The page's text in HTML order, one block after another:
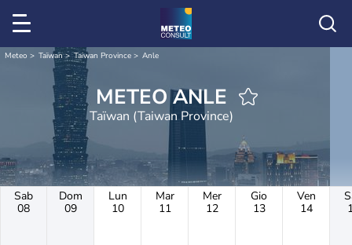
Meteo Taïwan Taiwan Province Anle
METEO ANLE
Taïwan (Taiwan Province)
Sab
08
Dom
09
Lun
10
Mar
11
Mer
12
Gio
13
Ven
14